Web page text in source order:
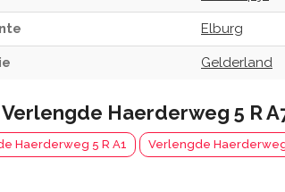
Elburg
Gelderland
Verlengde Haerderweg 5 R
Haerderweg 5 R A1 Verlengde Haerderweg